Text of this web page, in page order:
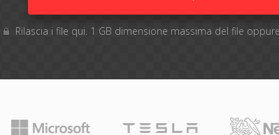
Rilascia i file qui. 1 GB dimensione massima del file oppure